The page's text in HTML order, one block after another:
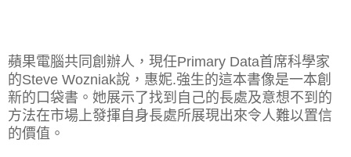
蘋果電腦共同創辦人，現任Primary Data首席科學家
的Steve Wozniak說，惠妮.強生的這本書像是一本創
新的口袋書。她展示了找到自己的長處及意想不到的
方法在市場上發揮自身長處所展現出來令人難以置信
的價值。